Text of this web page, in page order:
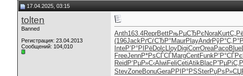
17.04.2025, 03:15
tolten
Banned
Регистрация: 23.04.2013
Сообщений: 104,010
Anth163.4ReprBettРњРµСЂРє NoraKurt
(196JackРґСѓСЂР°MaurPlayAndrРўР°С‚Р°
InteР’Р°РІРёDolc LloyDigiCorrOreaPacoBlue
FreeJennР*РѕСЃСЃMargCentFunkР‘Р°СЃРє
Reid Р‘РµР»С‹Alwi FeliCetiAtikBlac Р”РµРіС‚
StevZoneBonuGeraРРІР°РЅSterРџРѕР»СЏ